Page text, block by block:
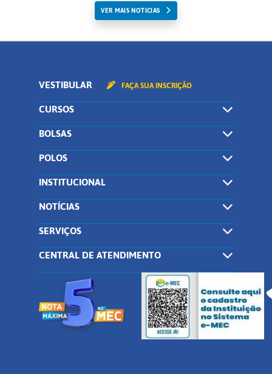
VER MAIS NOTICIAS
VESTIBULAR FAÇA SUA INSCRIÇÃO
CURSOS
BOLSAS
POLOS
INSTITUCIONAL
NOTÍCIAS
SERVIÇOS
CENTRAL DE ATENDIMENTO